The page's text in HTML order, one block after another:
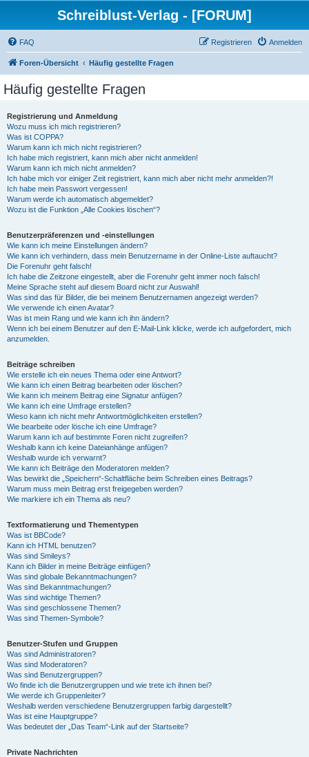
Schreiblust-Verlag - [FORUM]
FAQ Anmelden
Registrieren
Foren-Übersicht Häufig gestellte Fragen
Häufig gestellte Fragen
Registrierung und Anmeldung
Wozu muss ich mich registrieren?
Was ist COPPA?
Warum kann ich mich nicht registrieren?
Ich habe mich registriert, kann mich aber nicht anmelden!
Warum kann ich mich nicht anmelden?
Ich habe mich vor einiger Zeit registriert, kann mich aber nicht mehr anmelden?!
Ich habe mein Passwort vergessen!
Warum werde ich automatisch abgemeldet?
Wozu ist die Funktion „Alle Cookies löschen“?
Benutzerpräferenzen und -einstellungen
Wie kann ich meine Einstellungen ändern?
Wie kann ich verhindern, dass mein Benutzername in der Online-Liste auftaucht?
Die Forenuhr geht falsch!
Ich habe die Zeitzone eingestellt, aber die Forenuhr geht immer noch falsch!
Meine Sprache steht auf diesem Board nicht zur Auswahl!
Was sind das für Bilder, die bei meinem Benutzernamen angezeigt werden?
Wie verwende ich einen Avatar?
Was ist mein Rang und wie kann ich ihn ändern?
Wenn ich bei einem Benutzer auf den E-Mail-Link klicke, werde ich aufgefordert, mich
anzumelden.
Beiträge schreiben
Wie erstelle ich ein neues Thema oder eine Antwort?
Wie kann ich einen Beitrag bearbeiten oder löschen?
Wie kann ich meinem Beitrag eine Signatur anfügen?
Wie kann ich eine Umfrage erstellen?
Wieso kann ich nicht mehr Antwortmöglichkeiten erstellen?
Wie bearbeite oder lösche ich eine Umfrage?
Warum kann ich auf bestimmte Foren nicht zugreifen?
Weshalb kann ich keine Dateianhänge anfügen?
Weshalb wurde ich verwarnt?
Wie kann ich Beiträge den Moderatoren melden?
Was bewirkt die „Speichern“-Schaltfläche beim Schreiben eines Beitrags?
Warum muss mein Beitrag erst freigegeben werden?
Wie markiere ich ein Thema als neu?
Textformatierung und Thementypen
Was ist BBCode?
Kann ich HTML benutzen?
Was sind Smileys?
Kann ich Bilder in meine Beiträge einfügen?
Was sind globale Bekanntmachungen?
Was sind Bekanntmachungen?
Was sind wichtige Themen?
Was sind geschlossene Themen?
Was sind Themen-Symbole?
Benutzer-Stufen und Gruppen
Was sind Administratoren?
Was sind Moderatoren?
Was sind Benutzergruppen?
Wo finde ich die Benutzergruppen und wie trete ich ihnen bei?
Wie werde ich Gruppenleiter?
Weshalb werden verschiedene Benutzergruppen farbig dargestellt?
Was ist eine Hauptgruppe?
Was bedeutet der „Das Team“-Link auf der Startseite?
Private Nachrichten